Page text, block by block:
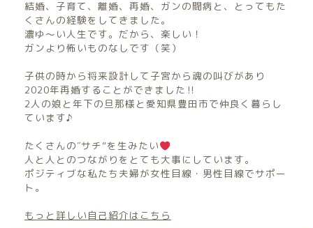
結婚、子育て、離婚、再婚、ガンの闘病と、とってもた
くさんの経験をしてきました。
濃ゆ〜い人生です。だから、楽しい！
ガンより怖いものなしです（笑）
子供の時から将来設計して子宮から魂の叫びがあり
2020年再婚することができました‼︎
2人の娘と年下の旦那様と愛知県豊田市で仲良く暮らし
ています♪
たくさんの″サチ”を生みたい
人と人とのつながりをとても大事にしています。
ポジティブな私たち夫婦が女性目線・男性目線でサポー
ト。
もっと詳しい自己紹介はこちら